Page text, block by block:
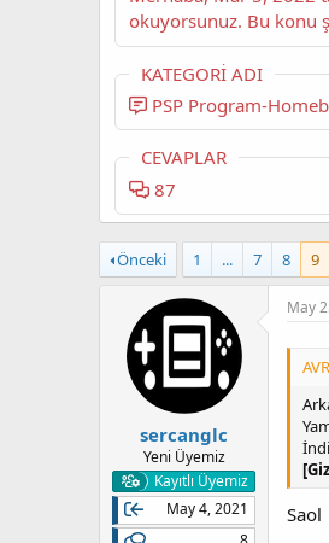
KATEGORI ADI
PSP Program-
CEVAPLAR
87
Önceki 1 ... 7 8 9
sercanglc
Yeni Üyemiz
Kayıtlı Üyemiz
May 4, 2021
May
Saol